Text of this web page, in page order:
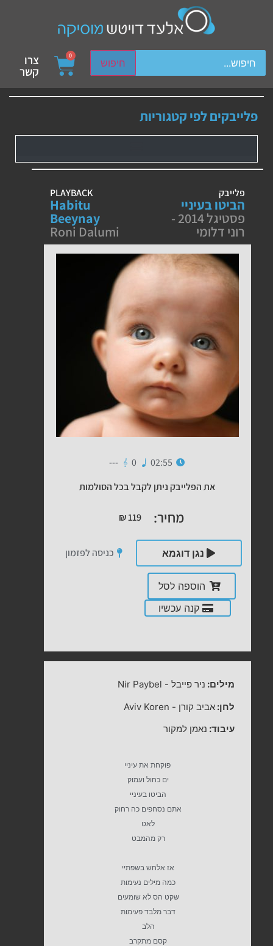
חיפוש
device users, explore by touch or with swipe gestures.
0 צרו
קשר
פלייבקים לפי קטגוריות
פלייבק
הביטו בעיניי
פסטיגל 2014 -
רוני דלומי
PLAYBACK
Habitu
Beeynay
Roni Dalumi
02:55
0
---
את הפלייבק ניתן לקבל בכל הסולמות
מחיר: ₪119
נגן דוגמא כניסה לפזמון
הוספה לסל
קנה עכשיו
מילים: ניר פייבל -
Nir Paybel
לחן:אביב קורן -
Aviv Koren
עיבוד: נאמן למקור
פוקחת את עיניי
ים כחול ועמוק
הביטו בעיניי
אתם נסחפים כה רחוק
לאט
רק מהמבט
אז אלחש בשפתיי
כמה מילים נעימות
שקט הס לא שומעים
דבר מלבד פעימות
הלב
קסם מתקרב